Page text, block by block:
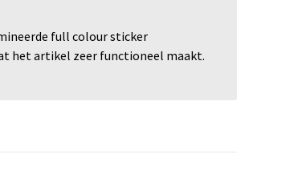
full colour sticker
het artikel zeer functioneel maakt.